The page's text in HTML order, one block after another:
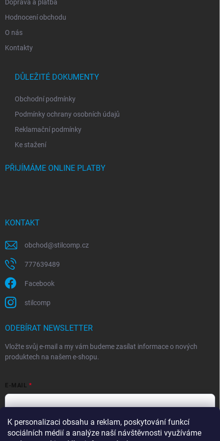
K personalizaci obsahu a reklam, poskytování funkcí
sociálních médií a analýze naší návštěvnosti využíváme
Doprava a platba
Hodnocení obchodu
O nás
Kontakty
DŮLEŽITÉ DOKUMENTY
Obchodní podmínky
Podmínky ochrany osobních údajů
Reklamační podmínky
Ke stažení
PŘIJÍMÁME ONLINE PLATBY
KONTAKT
obchod@stilcomp.cz
777639489
Facebook
stilcomp
ODEBÍRAT NEWSLETTER
Vložte svůj e-mail a my vám budeme zasílat informace o nových
produktech na našem e-shopu.
E-MAIL
Souhlasím spodmínkami ochrany osobních údajů